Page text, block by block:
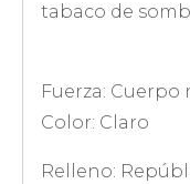
tabaco de
Fuerza:
Color: Claro
Relleno: